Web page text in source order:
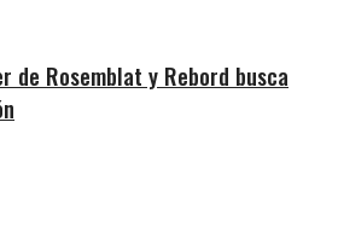
de Rosemblat y Rebord busca